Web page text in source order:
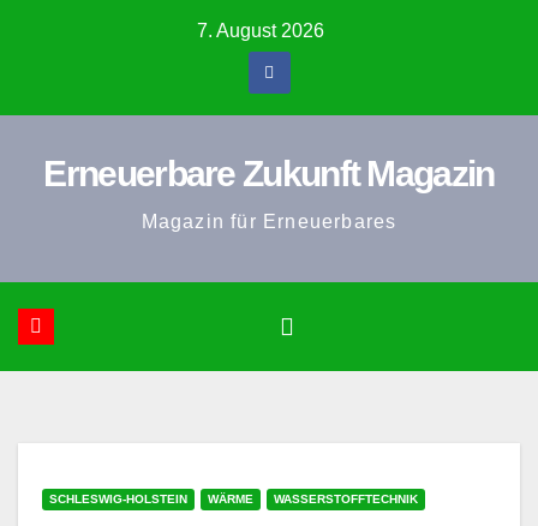
7. August 2026
Erneuerbare Zukunft Magazin
Magazin für Erneuerbares
SCHLESWIG-HOLSTEIN WÄRME WASSERSTOFFTECHNIK